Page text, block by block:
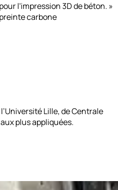
l'impression 3D de béton. »
carbone
Lille, de Centrale
plus appliquées.